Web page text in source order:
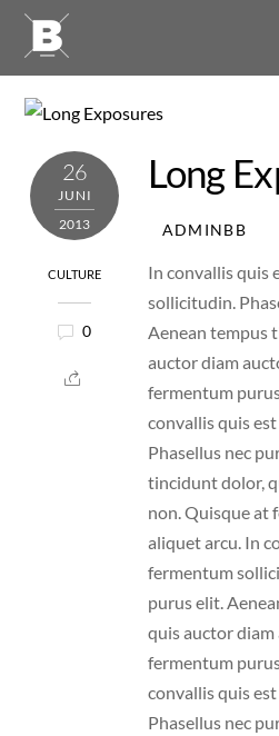
Skip
content
26
JUNI
2013
CULTURE
0
Long
ADMINBB
In convallis quis
sollicitudin.
Aenean tempus
auctor diam
fermentum
convallis quis
Phasellus nec
tincidunt dolor,
non. Quisque at
aliquet arcu. In
fermentum
purus elit.
quis auctor
fermentum
convallis quis
Phasellus nec